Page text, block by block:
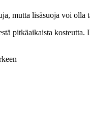
mutta lisäsuoja voi
pitkäaikaista